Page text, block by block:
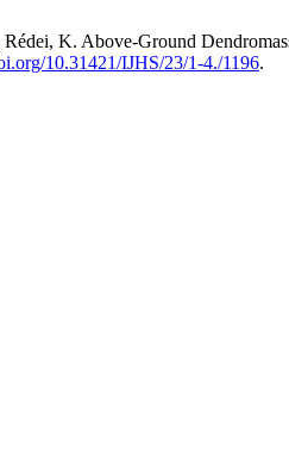
K. Above-Ground
10.31421/IJHS/23/1-4./1196.